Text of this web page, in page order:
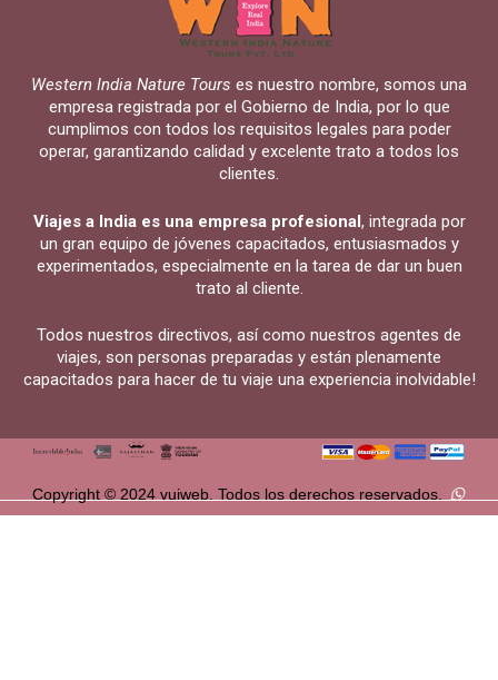
Western India Nature Tours es nuestro nombre, somos una
empresa registrada por el Gobierno de India, por lo que
cumplimos con todos los requisitos legales para poder
operar, garantizando calidad y excelente trato a todos los
clientes.
Viajes a India es una empresa profesional, integrada por
un gran equipo de jóvenes capacitados, entusiasmados y
experimentados, especialmente en la tarea de dar un buen
trato al cliente.
Todos nuestros directivos, así como nuestros agentes de
viajes, son personas preparadas y están plenamente
capacitados para hacer de tu viaje una experiencia inolvidable!
Copyright © 2024 vuiweb. Todos los derechos reservados.